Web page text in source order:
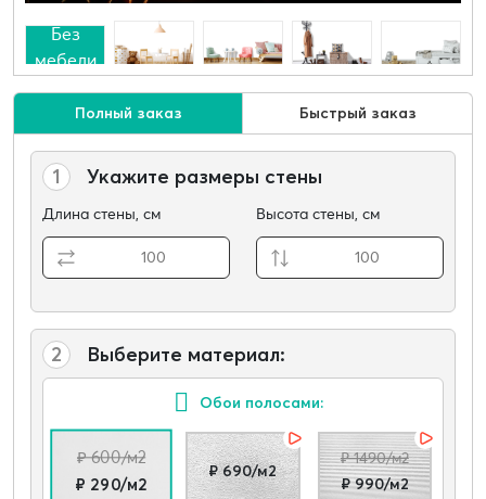
Без
мебели
Полный заказ Быстрый заказ
1 Укажите размеры стены
Длина стены, см Высота стены, см
2 Выберите материал:
Обои полосами:
₽ 600/м2
₽ 290/м2
₽ 690/м2
₽ 1490/м2
₽ 990/м2